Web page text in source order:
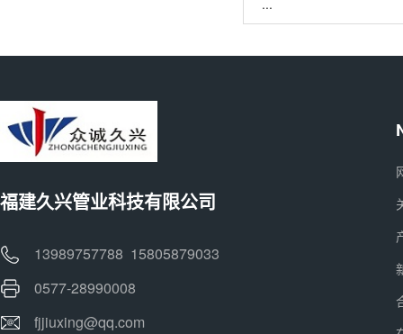
福建久兴管业科技有限公司
13989757788 15805879033
0577-28990008
fjjiuxing@qq.com